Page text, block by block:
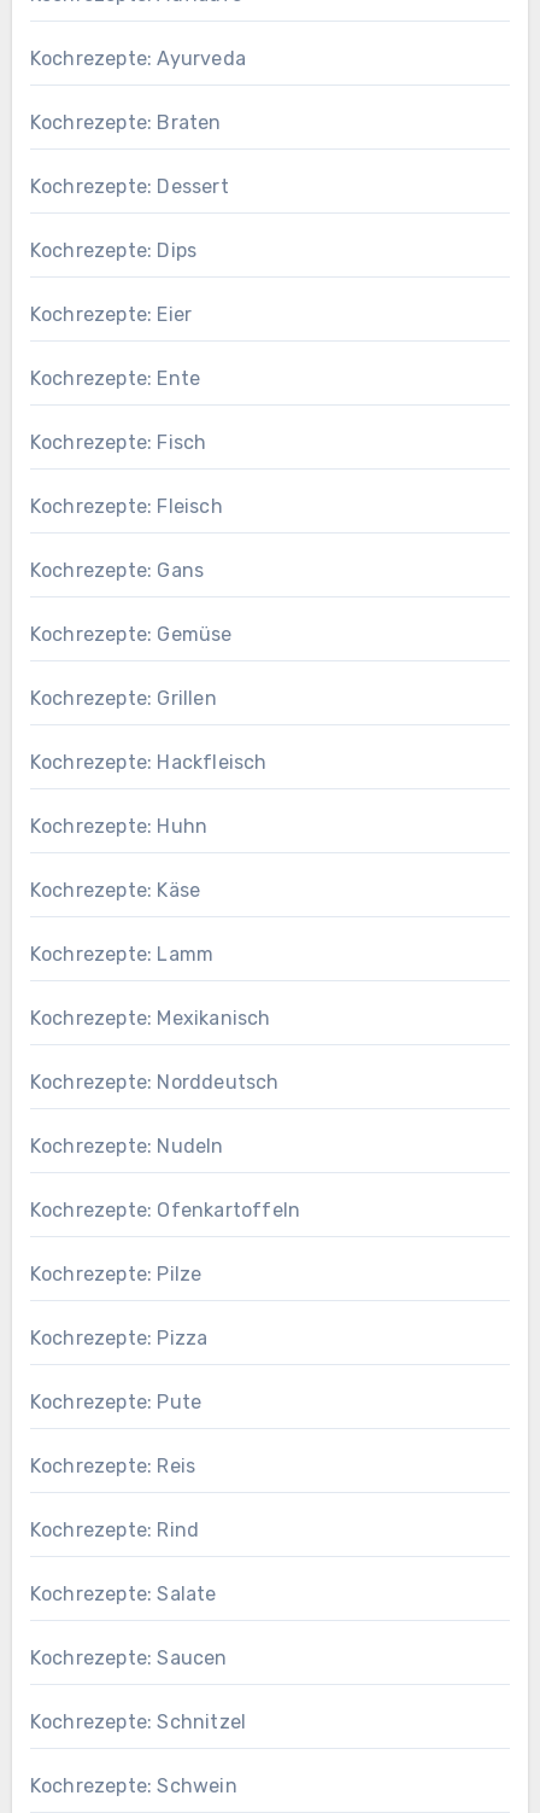
Kochrezepte: Ayurveda
Kochrezepte: Braten
Kochrezepte: Dessert
Kochrezepte: Dips
Kochrezepte: Eier
Kochrezepte: Ente
Kochrezepte: Fisch
Kochrezepte: Fleisch
Kochrezepte: Gans
Kochrezepte: Gemüse
Kochrezepte: Grillen
Kochrezepte: Hackfleisch
Kochrezepte: Huhn
Kochrezepte: Käse
Kochrezepte: Lamm
Kochrezepte: Mexikanisch
Kochrezepte: Norddeutsch
Kochrezepte: Nudeln
Kochrezepte: Ofenkartoffeln
Kochrezepte: Pilze
Kochrezepte: Pizza
Kochrezepte: Pute
Kochrezepte: Reis
Kochrezepte: Rind
Kochrezepte: Salate
Kochrezepte: Saucen
Kochrezepte: Schnitzel
Kochrezepte: Schwein